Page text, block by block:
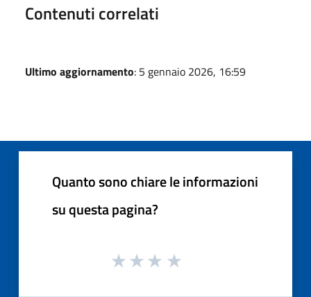
Contenuti correlati
Ultimo aggiornamento: 5 gennaio 2026, 16:59
Quanto sono chiare le informazioni
su questa pagina?